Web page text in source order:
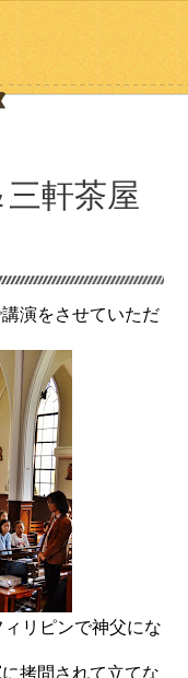
軒茶屋
演をさせていただ
リピンで神父にな
拷問されて立てな